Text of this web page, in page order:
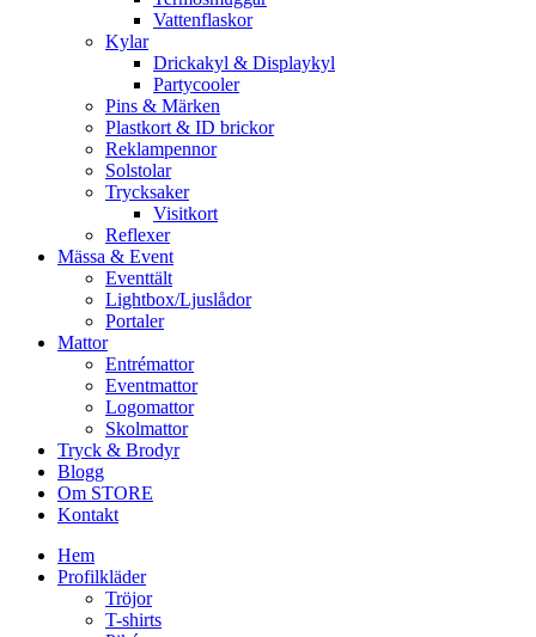
Vattenflaskor
Kylar
Drickakyl & Displaykyl
Partycooler
Pins & Märken
Plastkort & ID brickor
Reklampennor
Solstolar
Trycksaker
Visitkort
Reflexer
Mässa & Event
Eventtält
Lightbox/Ljuslådor
Portaler
Mattor
Entrémattor
Eventmattor
Logomattor
Skolmattor
Tryck & Brodyr
Blogg
Om STORE
Kontakt
Hem
Profilkläder
Tröjor
T-shirts